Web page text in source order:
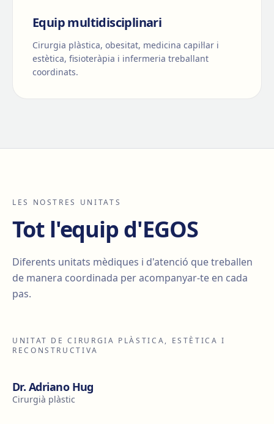
Equip multidisciplinari
Cirurgia plàstica, obesitat, medicina capil·lar i
estètica, fisioteràpia i infermeria treballant
coordinats.
LES NOSTRES UNITATS
Tot l'equip d'EGOS
Diferents unitats mèdiques i d'atenció que treballen
de manera coordinada per acompanyar-te en cada
pas.
UNITAT DE CIRURGIA PLÀSTICA, ESTÈTICA I
RECONSTRUCTIVA
Dr. Adriano Hug
Cirurgià plàstic